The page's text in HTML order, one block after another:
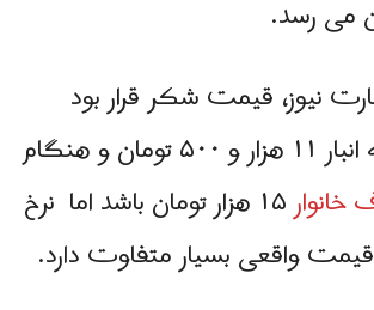
نیوز، قیمت شکر قرار بود
هنگام تحویل به انبار ۱۱ هزار و ۵۰۰ تومان و هنگام
خانوار
۱۵ هزار تومان باشد اما نرخ‌
واقعی بسيار متفاوت دارد.